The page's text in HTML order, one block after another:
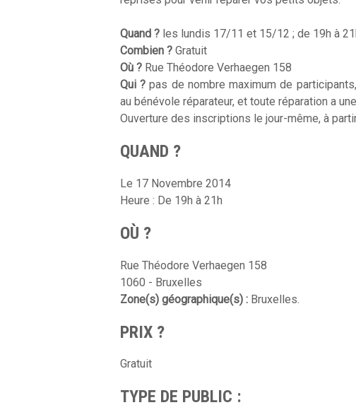
Quand ? les lundis 17/11 et 15/12 ; de 19h à
Combien ? Gratuit
Où ? Rue Théodore Verhaegen 158
Qui ? pas de nombre maximum de
au bénévole réparateur, et toute réparation a
Ouverture des inscriptions le jour-même, à
QUAND ?
Le 17 Novembre 2014
Heure : De 19h à 21h
OÙ ?
Rue Théodore Verhaegen 158
1060 - Bruxelles
Zone(s) géographique(s) : Bruxelles.
PRIX ?
Gratuit
TYPE DE PUBLIC :